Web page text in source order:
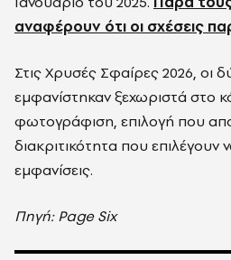
αναφέρουν ότι οι σχέσεις
Στις Χρυσές Σφαίρες 2026, οι
εμφανίστηκαν ξεχωριστά στο
φωτογράφιση, επιλογή που
διακριτικότητα που
εμφανίσεις.
Πηγή: Page Six